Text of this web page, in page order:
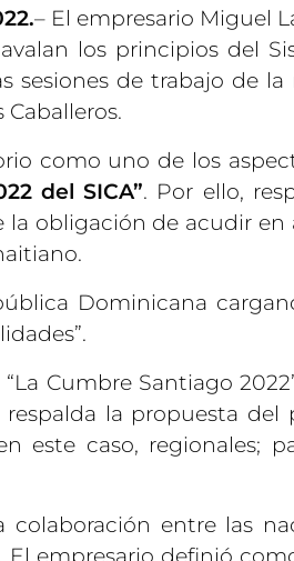
– El empresario Miguel
los principios del
sesiones de trabajo de
como uno de los
del SICA”. Por ello,
obligación de acudir en
Dominicana
Cumbre Santiago
la propuesta del
este caso, regionales;
entre las
empresario definió